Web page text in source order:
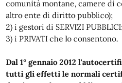
comunità montane, camere di
altro ente di diritto pubblico);
2) i gestori di SERVIZI PUBBLICI;
3) i PRIVATI che lo consentono.
Dal 1° gennaio 2012
tutti gli effetti le normali